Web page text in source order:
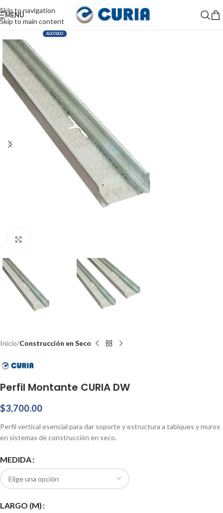
Skip to navigation
Skip to main content
MENÚ
AGOTADO
Inicio Construcción en Seco
Perfil Montante CURIA DW
$3,700.00
Perfil vertical esencial para dar soporte y estructura a tabiques y muros
en sistemas de construcción en seco.
MEDIDA
LARGO (M)